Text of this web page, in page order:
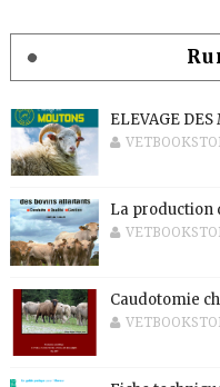
ELEVAGE DES
La production
Caudotomie